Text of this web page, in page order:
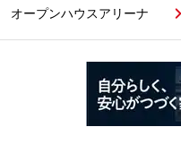
オープンハウスアリーナ